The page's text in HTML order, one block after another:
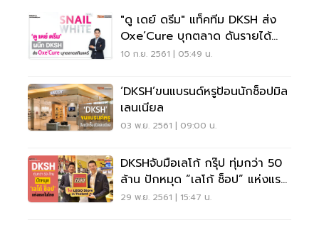
"ดู เดย์ ดรีม" แท็คทีม DKSH ส่ง
Oxe’Cure บุกตลาด ดันรายได้
100 ล้าน!!
10 ก.ย. 2561 | 05:49 น.
‘DKSH’ขนแบรนด์หรูป้อนนักช็อปมิล
เลนเนียล
03 พ.ย. 2561 | 09:00 น.
DKSHจับมือเลโก้ กรุ๊ป ทุ่มกว่า 50
ล้าน ปักหมุด “เลโก้ ช็อป” แห่งแรก
ในไทย
29 พ.ย. 2561 | 15:47 น.